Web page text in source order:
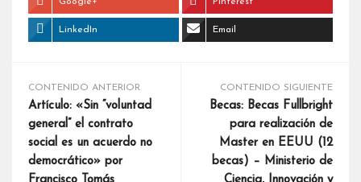
LinkedIn Email
CONTENIDO ANTERIOR
Artículo: «Sin “voluntad
general” el contrato
social es un acuerdo no
democrático» por
CONTENIDO SIGUIENTE
Becas: Becas Fullbright
para realización de
Master en EEUU (12
becas) – Ministerio de